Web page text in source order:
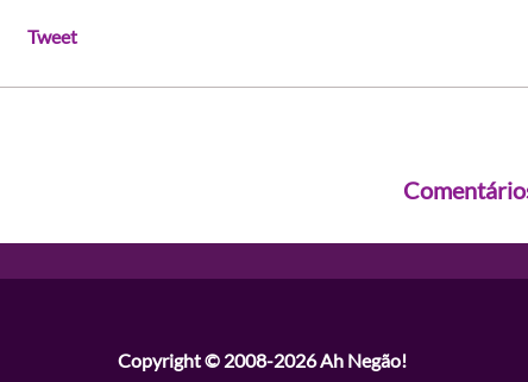
Tweet
Copyright © 2008-2026Ah Negão!